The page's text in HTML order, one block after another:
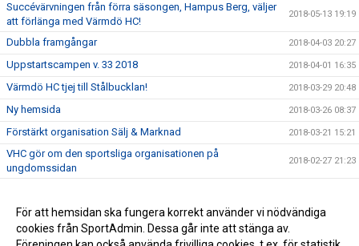
Succévärvningen från förra säsongen, Hampus Berg, väljer
att förlänga med Värmdö HC!
2018-05-13 19:19
Dubbla framgångar 2018-04-03 20:27
Uppstartscampen v. 33 2018 2018-04-01 16:35
Värmdö HC tjej till Stålbucklan! 2018-03-29 20:48
Ny hemsida 2018-03-26 08:37
Förstärkt organisation Sälj & Marknad 2018-03-21 15:21
VHC gör om den sportsliga organisationen på
ungdomssidan
2018-02-27 21:23
Värmdöspelare till Stålbucklan! 2017-12-28 11:45
God jul önskar VHC! 2017-12-28 11:45
För att hemsidan ska fungera korrekt använder vi nödvändiga
cookies från SportAdmin. Dessa går inte att stänga av.